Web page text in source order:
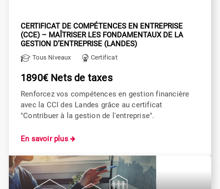
CERTIFICAT DE COMPÉTENCES EN ENTREPRISE
(CCE) – MAÎTRISER LES FONDAMENTAUX DE LA
GESTION D’ENTREPRISE (LANDES)
Tous Niveaux Certificat
1890€ Nets de taxes
Renforcez vos compétences en gestion financière
avec la CCI des Landes grâce au certificat
"Contribuer à la gestion de l'entreprise".
En savoir plus